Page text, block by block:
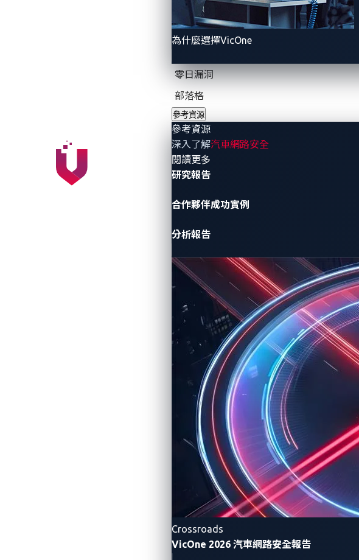
為什麼選擇VicOne
零日漏洞
部落格
參考資源
參考資源
深入了解汽車網路安全
閱讀更多
研究報告
合作夥伴成功實例
分析報告
Crossroads
VicOne 2026 汽車網路安全報告
搶在新聞
訂閱